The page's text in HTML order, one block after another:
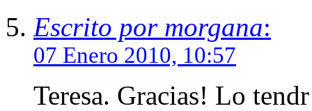
Escrito por morgana:
07 Enero 2010, 10:57
Teresa. Gracias! Lo